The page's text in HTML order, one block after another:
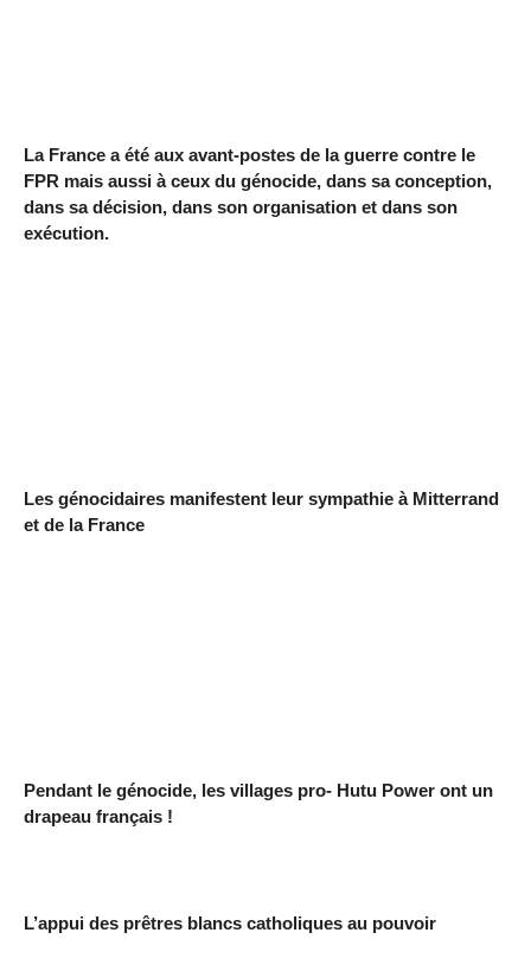
La France a été aux avant-postes de la guerre contre le
FPR mais aussi à ceux du génocide, dans sa conception,
dans sa décision, dans son organisation et dans son
exécution.
Les génocidaires manifestent leur sympathie à Mitterrand
et de la France
Pendant le génocide, les villages pro- Hutu Power ont un
drapeau français !
L’appui des prêtres blancs catholiques au pouvoir